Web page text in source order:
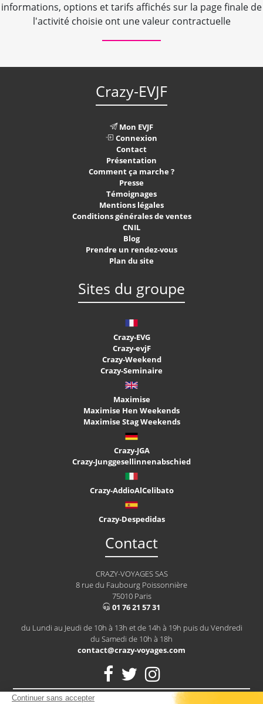
informations, options et tarifs affichés sur la page finale de
l'activité choisie ont une valeur contractuelle
Crazy-EVJF
Mon EVJF
Connexion
Contact
Présentation
Comment ça marche ?
Presse
Témoignages
Mentions légales
Conditions générales de ventes
CNIL
Blog
Prendre un rendez-vous
Plan du site
Sites du groupe
Crazy-EVG
Crazy-evjF
Crazy-Weekend
Crazy-Seminaire
Maximise
Maximise Hen Weekends
Maximise Stag Weekends
Crazy-JGA
Crazy-Junggesellinnenabschied
Crazy-AddioAlCelibato
Crazy-Despedidas
Contact
CRAZY-VOYAGES SAS
8 rue du Faubourg Poissonnière
75010 Paris
01 76 21 57 31
du Lundi au Jeudi de 10h à 13h et de 14h à 19h puis du Vendredi
du Samedi de 10h à 18h
contact@crazy-voyages.com